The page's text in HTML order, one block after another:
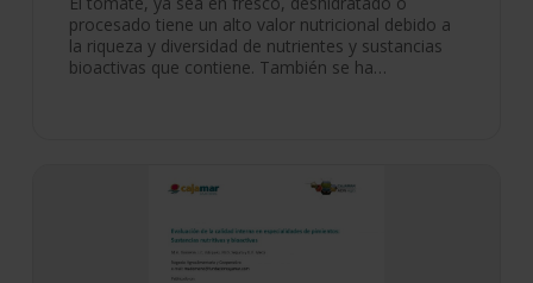
procesado tiene un alto valor nutricional debido a
la riqueza y diversidad de nutrientes y sustancias
bioactivas que contiene. También se ha…